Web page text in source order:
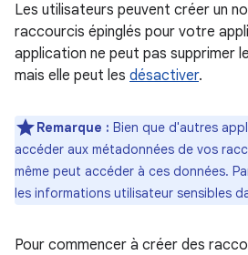
Les utilisateurs peuvent créer un
raccourcis épinglés pour votre
application ne peut pas supprimer
mais elle peut les désactiver.
Remarque : Bien que d'autres
accéder aux métadonnées de vos
même peut accéder à ces données.
les informations utilisateur sensibles
Pour commencer à créer des